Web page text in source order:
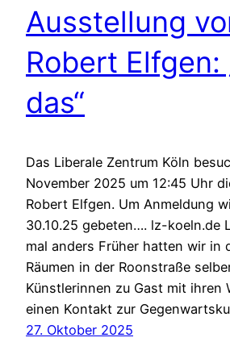
Ausstellung
Robert Elfgen:
das“
Das Liberale Zentrum Köln
November 2025 um 12:45 Uhr
Robert Elfgen. Um Anmeldung
30.10.25 gebeten…. lz-koeln.de
mal anders Früher hatten wir in
Räumen in der Roonstraße
Künstlerinnen zu Gast mit ihren
einen Kontakt zur
27. Oktober 2025